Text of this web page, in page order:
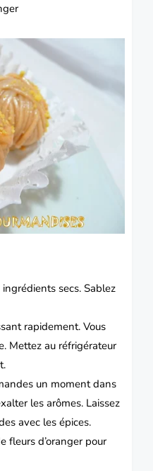
secs. Sablez
rapidement. Vous
Mettez au réfrigérateur
un moment dans
les arômes. Laissez
avec les épices.
fleurs d’oranger pour